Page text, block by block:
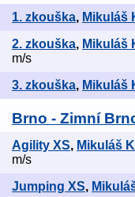
1. zkouška, Mikuláš
2. zkouška, Mikuláš
m/s
3. zkouška, Mikuláš
Brno - Zimní
Agility XS, Mikuláš
m/s
Jumping XS,